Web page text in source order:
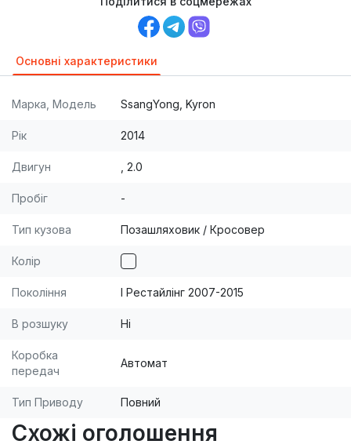
Основні характеристики
Марка, Модель SsangYong, Kyron
Рік 2014
Двигун , 2.0
Пробіг -
Тип кузова Позашляховик / Кросовер
Колір
Покоління I Рестайлінг 2007-2015
В розшуку Ні
Коробка
передач
Автомат
Тип Приводу Повний
Схожі оголошення